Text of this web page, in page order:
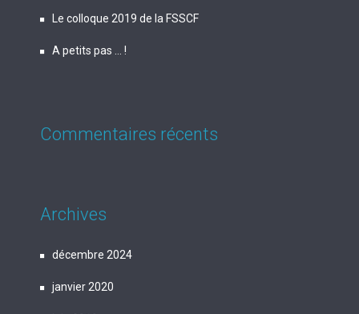
Le colloque 2019 de la FSSCF
A petits pas … !
Commentaires récents
Archives
décembre 2024
janvier 2020